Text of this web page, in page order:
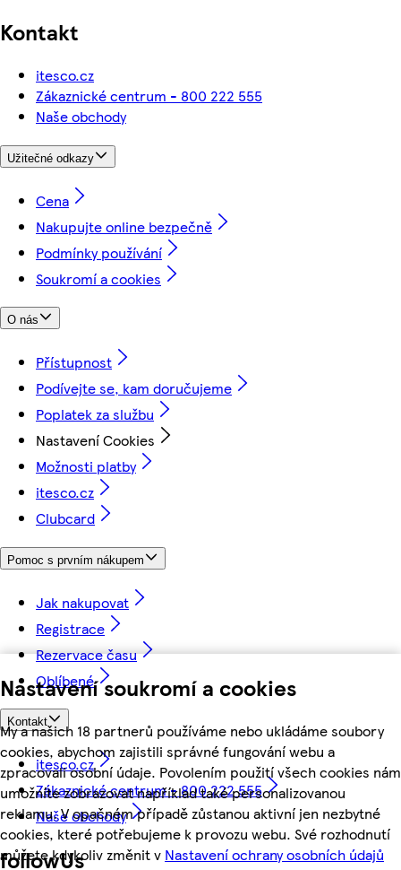
Nastavení soukromí a cookies
My a našich 18 partnerů používáme nebo ukládáme soubory
cookies, abychom zajistili správné fungování webu a
zpracovali osobní údaje. Povolením použití všech cookies nám
umožníte zobrazovat například také personalizovanou
reklamu. V opačném případě zůstanou aktivní jen nezbytné
cookies, které potřebujeme k provozu webu. Své rozhodnutí
můžete kdykoliv změnit v Nastavení ochrany osobních údajů
Kontakt
itesco.cz
Zákaznické centrum - 800 222 555
Naše obchody
Užitečné odkazy
Cena
Nakupujte online bezpečně
Podmínky používání
Soukromí a cookies
O nás
Přístupnost
Podívejte se, kam doručujeme
Poplatek za službu
Nastavení Cookies
Možnosti platby
itesco.cz
Clubcard
Pomoc s prvním nákupem
Jak nakupovat
Registrace
Rezervace času
Oblíbené
Kontakt
itesco.cz
Zákaznické centrum - 800 222 555
Naše obchody
followUs